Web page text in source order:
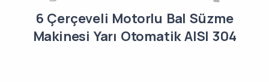
6 Çerçeveli Motorlu Bal Süzme
Makinesi Yarı Otomatik AISI 304